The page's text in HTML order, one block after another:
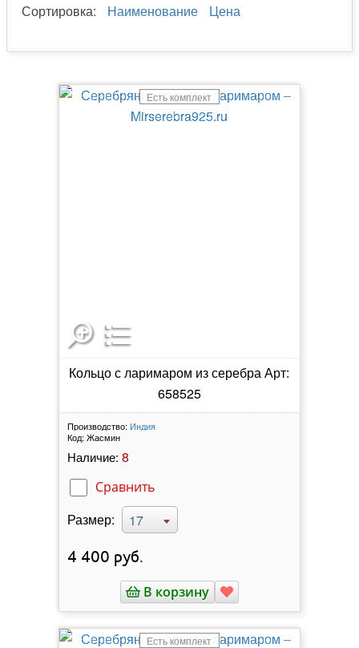
Сортировка: Наименование Цена
Есть комплект
Кольцо с ларимаром из серебра Арт:
658525
Производство: Индия
Код: Жасмин
Наличие: 8
Сравнить
Размер: 17
4 400 руб.
В корзину
Есть комплект